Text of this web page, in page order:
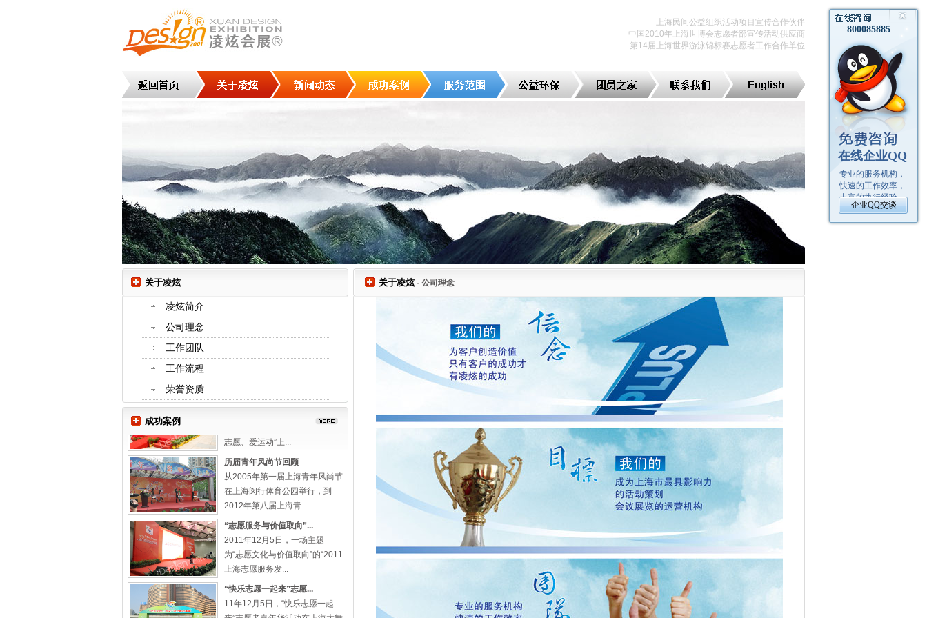
上海民间公益组织活动项目宣传合作伙伴
中国2010年上海世博会志愿者部宣传活动供应商
第14届上海世界游泳锦标赛志愿者工作合作单位
关于凌炫
凌炫简介
公司理念
工作团队
工作流程
荣誉资质
成功案例
赛决赛”在闵行城市剧院正式拉开
2012年5月27日，上海市第一季
市民运动会志愿者上岗仪式暨“爱
从2005年第一届上海青年风尚节
在上海闵行体育公园举行，到
2012年第八届上海青...
2011年12月5日，一场主题
为“志愿文化与价值取向”的“2011
上海志愿服务发...
11年12月5日，“快乐志愿一起
来”志愿者嘉年华活动在上海大舞
关于凌炫- 公司理念